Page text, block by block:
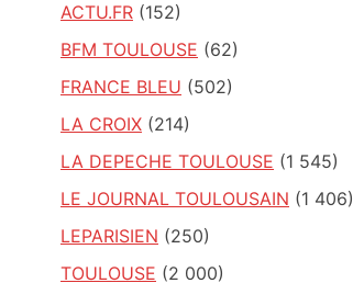
ACTU.FR (152)
BFM TOULOUSE (62)
FRANCE BLEU (502)
LA CROIX (214)
LA DEPECHE TOULOUSE (1 545)
LE JOURNAL TOULOUSAIN (1 406)
LEPARISIEN (250)
TOULOUSE (2 000)